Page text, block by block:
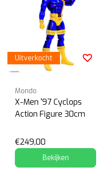
Uitverkocht
Mondo
X-Men '97 Cyclops
Action Figure 30cm
€249,00
Bekijken